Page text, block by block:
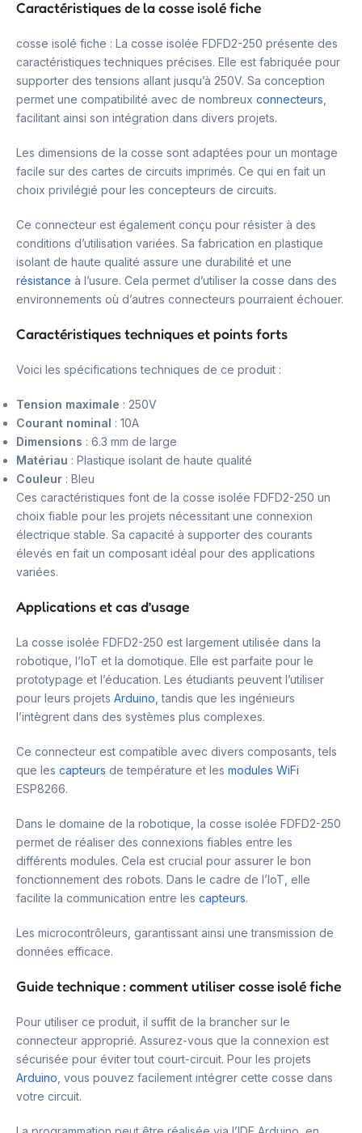
Caractéristiques de la cosse isolé fiche
cosse isolé fiche : La cosse isolée FDFD2-250 présente des
caractéristiques techniques précises. Elle est fabriquée pour
supporter des tensions allant jusqu’à 250V. Sa conception
permet une compatibilité avec de nombreux connecteurs
facilitant ainsi son intégration dans divers projets.
Les dimensions de la cosse sont adaptées pour un montage
facile sur des cartes de circuits imprimés. Ce qui en fait un
choix privilégié pour les concepteurs de circuits.
Ce connecteur est également conçu pour résister à des
conditions d’utilisation variées. Sa fabrication en plastique
isolant de haute qualité assure une durabilité et une
résistance à l’usure. Cela permet d’utiliser la cosse dans des
environnements où d’autres connecteurs pourraient échouer.
Caractéristiques techniques et points forts
Voici les spécifications techniques de ce produit :
Tension maximale : 250V
Courant nominal : 10A
Dimensions : 6.3 mm de large
Matériau : Plastique isolant de haute qualité
Couleur : Bleu
Ces caractéristiques font de la cosse isolée FDFD2-250 un
choix fiable pour les projets nécessitant une connexion
électrique stable. Sa capacité à supporter des courants
élevés en fait un composant idéal pour des applications
variées.
Applications et cas d’usage
La cosse isolée FDFD2-250 est largement utilisée dans la
robotique, l’IoT et la domotique. Elle est parfaite pour le
prototypage et l’éducation. Les étudiants peuvent l’utiliser
pour leurs projets Arduino , tandis que les ingénieurs
l’intègrent dans des systèmes plus complexes.
Ce connecteur est compatible avec divers composants, tels
que les capteurs de température et les modules WiFi
ESP8266.
Dans le domaine de la robotique, la cosse isolée FDFD2-250
permet de réaliser des connexions fiables entre les
différents modules. Cela est crucial pour assurer le bon
fonctionnement des robots. Dans le cadre de l’IoT, elle
facilite la communication entre les capteurs.
Les microcontrôleurs, garantissant ainsi une transmission de
données efficace.
Guide technique : comment utiliser cosse isolé fiche
Pour utiliser ce produit, il suffit de la brancher sur le
connecteur approprié. Assurez-vous que la connexion est
sécurisée pour éviter tout court-circuit. Pour les projets
Arduino , vous pouvez facilement intégrer cette cosse dans
votre circuit.